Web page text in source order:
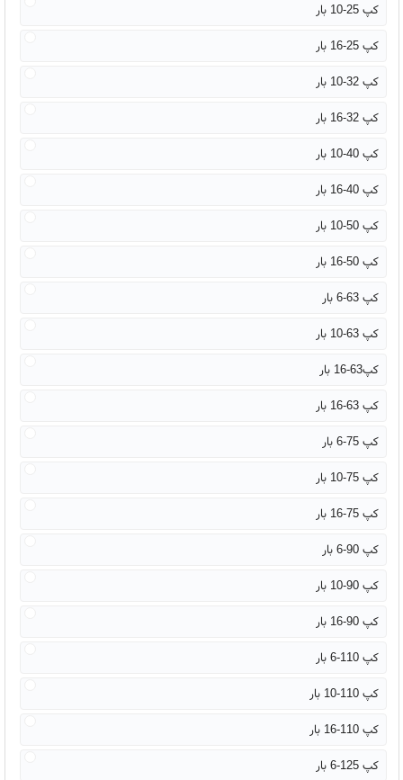
کپ 25-10 بار
کپ 25-16 بار
کپ 32-10 بار
کپ 32-16 بار
کپ 40-10 بار
کپ 40-16 بار
کپ 50-10 بار
کپ 50-16 بار
کپ 63-6 بار
کپ 63-10 بار
کپ63-16 بار
کپ 63-16 بار
کپ 75-6 بار
کپ 75-10 بار
کپ 75-16 بار
کپ 90-6 بار
کپ 90-10 بار
کپ 90-16 بار
کپ 110-6 بار
کپ 110-10 بار
کپ 110-16 بار
کپ 125-6 بار